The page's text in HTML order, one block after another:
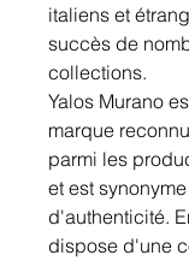
italiens et
succès de
collections.
Yalos Murano
marque
parmi les
et est
d'authenticité.
dispose d'une